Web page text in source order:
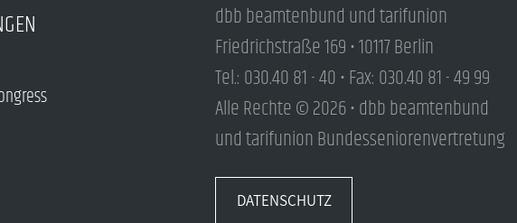
dbb beamtenbund und tarifunion
Friedrichstraße 169 • 10117 Berlin
Tel.: 030.40 81 - 40 • Fax: 030.40 81 - 49 99
Alle Rechte © 2026 • dbb beamtenbund
und tarifunion Bundesseniorenvertretung
DATENSCHUTZ